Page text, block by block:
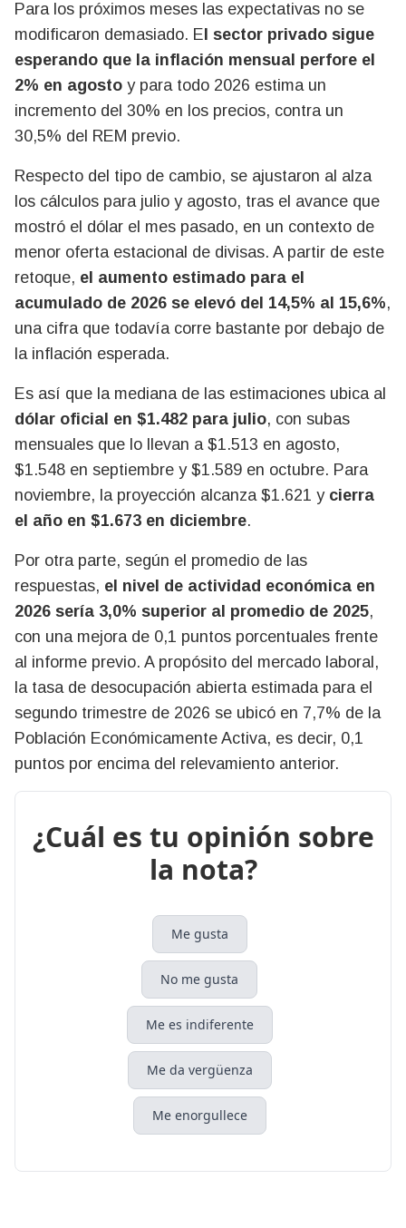
Para los próximos meses las expectativas no se
modificaron demasiado. E l sector privado sigue
esperando que la inflación mensual perfore el
2% en agosto y para todo 2026 estima un
incremento del 30% en los precios, contra un
30,5% del REM previo.
Respecto del tipo de cambio, se ajustaron al alza
los cálculos para julio y agosto, tras el avance que
mostró el dólar el mes pasado, en un contexto de
menor oferta estacional de divisas. A partir de este
retoque, el aumento estimado para el
acumulado de 2026 se elevó del 14,5% al 15,6%,
una cifra que todavía corre bastante por debajo de
la inflación esperada.
Es así que la mediana de las estimaciones ubica al
dólar oficial en $1.482 para julio, con subas
mensuales que lo llevan a $1.513 en agosto,
$1.548 en septiembre y $1.589 en octubre. Para
noviembre, la proyección alcanza $1.621 y cierra
el año en $1.673 en diciembre.
Por otra parte, según el promedio de las
respuestas, el nivel de actividad económica en
2026 sería 3,0% superior al promedio de 2025,
con una mejora de 0,1 puntos porcentuales frente
al informe previo. A propósito del mercado laboral,
la tasa de desocupación abierta estimada para el
segundo trimestre de 2026 se ubicó en 7,7% de la
Población Económicamente Activa, es decir, 0,1
puntos por encima del relevamiento anterior.
¿Cuál es tu opinión sobre
la nota?
Me gusta
No me gusta
Me es indiferente
Me da vergüenza
Me enorgullece